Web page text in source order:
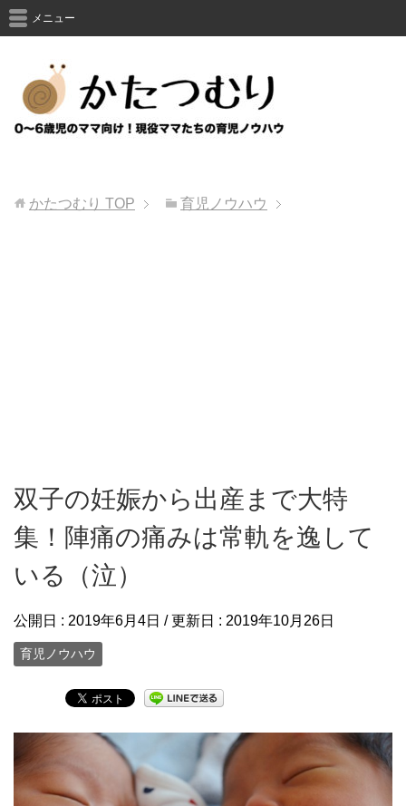
メニュー
かたつむり TOP 育児ノウハウ
双子の妊娠から出産まで大特
集！陣痛の痛みは常軌を逸して
いる（泣）
公開日 : 2019年6月4日 / 更新日 : 2019年10月26日
育児ノウハウ